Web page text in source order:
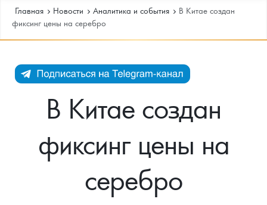
Каталог Монет
Инвестиционные монеты
Иностранные
Памятные монеты России и СССР
Монеты Царской России
Монеты стран мира после 1950г
Монеты и жетоны ЗМД
Георгий Победоносец
Инфо
Как сделать заказ
Подбор монет
Аналитика и события
Главная Новости Аналитика и события
В Китае создан
фиксинг цены на серебро
В Китае создан
фиксинг цены на
серебро